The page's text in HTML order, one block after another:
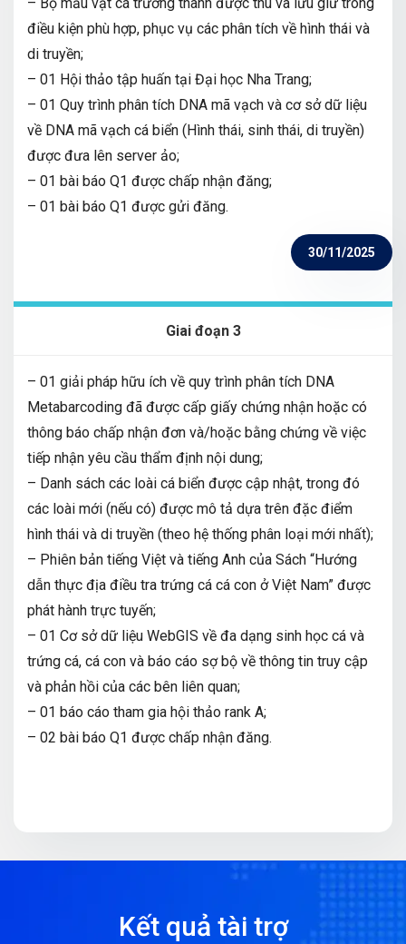
điều kiện phù hợp, phục vụ các phân tích về hình thái và
di truyền;
– 01 Hội thảo tập huấn tại Đại học Nha Trang;
– 01 Quy trình phân tích DNA mã vạch và cơ sở dữ liệu
về DNA mã vạch cá biển (Hình thái, sinh thái, di truyền)
được đưa lên server ảo;
– 01 bài báo Q1 được chấp nhận đăng;
– 01 bài báo Q1 được gửi đăng.
30/11/2025
Giai đoạn 3
– 01 giải pháp hữu ích về quy trình phân tích DNA
Metabarcoding đã được cấp giấy chứng nhận hoặc có
thông báo chấp nhận đơn và/hoặc bằng chứng về việc
tiếp nhận yêu cầu thẩm định nội dung;
– Danh sách các loài cá biển được cập nhật, trong đó
các loài mới (nếu có) được mô tả dựa trên đặc điểm
hình thái và di truyền (theo hệ thống phân loại mới nhất);
– Phiên bản tiếng Việt và tiếng Anh của Sách “Hướng
dẫn thực địa điều tra trứng cá cá con ở Việt Nam” được
phát hành trực tuyến;
– 01 Cơ sở dữ liệu WebGIS về đa dạng sinh học cá và
trứng cá, cá con và báo cáo sợ bộ về thông tin truy cập
và phản hồi của các bên liên quan;
– 01 báo cáo tham gia hội thảo rank A;
– 02 bài báo Q1 được chấp nhận đăng.
Kết quả tài trợ